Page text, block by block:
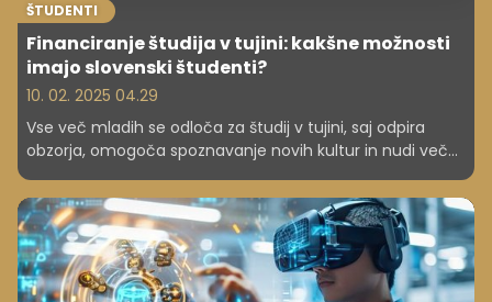
ŠTUDENTI
Financiranje študija v tujini: kakšne možnosti
imajo slovenski študenti?
10. 02. 2025 04.29
Vse več mladih se odloča za študij v tujini, saj odpira
obzorja, omogoča spoznavanje novih kultur in nudi več
priložnosti za kariero. A preden odidejo v svet, se morajo
soočiti s pomembnimi vprašanji, kot je financiranje
šolanja. K sreči obstajajo različni programi štipendiranja, ki
lahko olajšajo finančno breme in omogočijo bolj
brezskrben študij. Preverite, kakšne možnosti imajo
slovenski študenti in kje lahko poiščejo podporo!